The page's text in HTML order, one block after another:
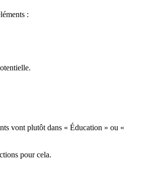
:
vont plutôt dans « Éducation » ou «
pour cela.